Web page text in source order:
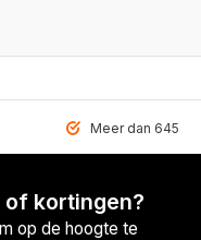
Meer dan 6459
kortingen?
op de hoogte te